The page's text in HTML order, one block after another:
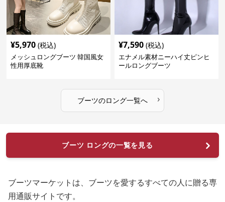
¥5,970 (税込)
メッシュロングブーツ 韓国風女
性用厚底靴
¥7,590 (税込)
エナメル素材ニーハイ丈ピンヒ
ールロングブーツ
ブーツのロング一覧へ ›
ブーツ ロングの一覧を見る
ブーツマーケットは、ブーツを愛するすべての人に贈る専
用通販サイトです。